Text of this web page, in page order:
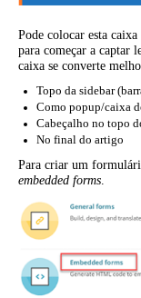
Pode colocar esta
para começar a captar
caixa se converte
Topo da sidebar
Como popup/caixa
Cabeçalho no topo
No final do artigo
Para criar um
embedded forms